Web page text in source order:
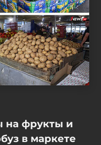
на фрукты и
в маркете